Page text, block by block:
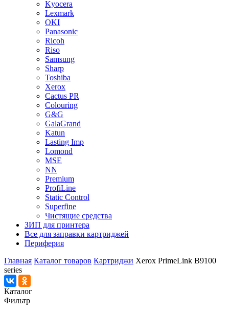
Kyocera
Lexmark
OKI
Panasonic
Ricoh
Riso
Samsung
Sharp
Toshiba
Xerox
Cactus PR
Colouring
G&G
GalaGrand
Katun
Lasting Imp
Lomond
MSE
NN
Premium
ProfiLine
Static Control
Superfine
Чистящие средства
ЗИП для принтера
Все для заправки картриджей
Периферия
Главная Каталог товаров Картриджи Xerox PrimeLink B9100
series
Каталог
Фильтр